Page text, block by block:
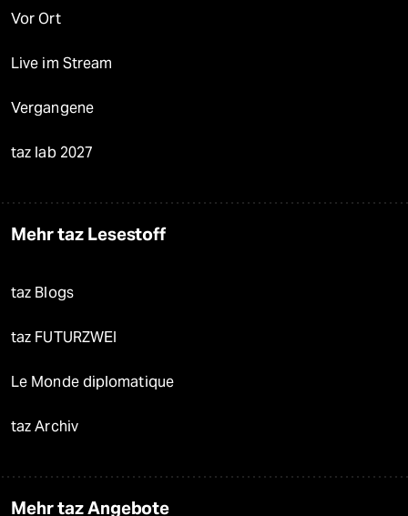
Vor Ort
Live im Stream
Vergangene
taz lab 2027
Mehr taz Lesestoff
taz Blogs
taz FUTURZWEI
Le Monde diplomatique
taz Archiv
Mehr taz Angebote